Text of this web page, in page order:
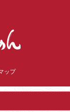
ップ